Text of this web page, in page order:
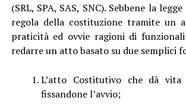
(SRL, SPA, SAS, SNC). Sebbene la
regola della costituzione tramite un
praticità ed ovvie ragioni di
redarre un atto basato su due semplici
L’atto Costitutivo che dà vita
fissandone l’avvio;